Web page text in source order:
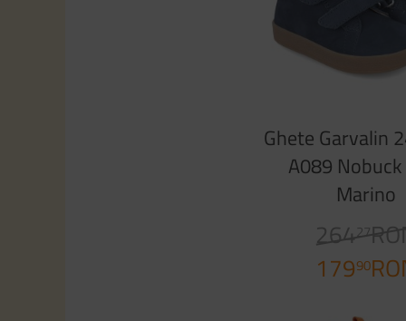
Ghete Garvalin
A089
Marino
26427
17990